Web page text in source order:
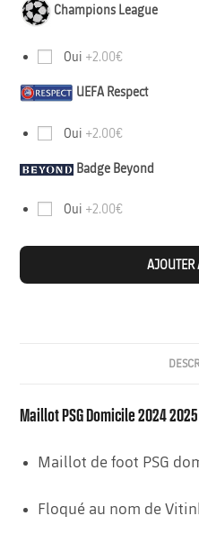
Champions League
Oui +2.00€
UEFA Respect
Oui +2.00€
Badge Beyond
Oui +2.00€
AJOUTER
Maillot PSG Domicile 2024
Maillot de foot PSG
Floqué au nom de